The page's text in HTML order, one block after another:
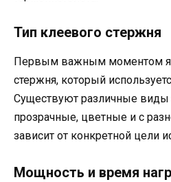
Тип клеевого стержня
Первым важным моментом
стержня, который
Существуют различные виды
прозрачные, цветные и с
зависит от конкретной цели
Мощность и время